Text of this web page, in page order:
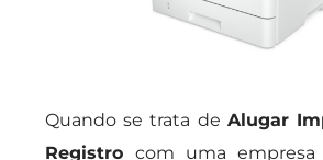
Quando se trata de Alugar
Registro com uma empresa